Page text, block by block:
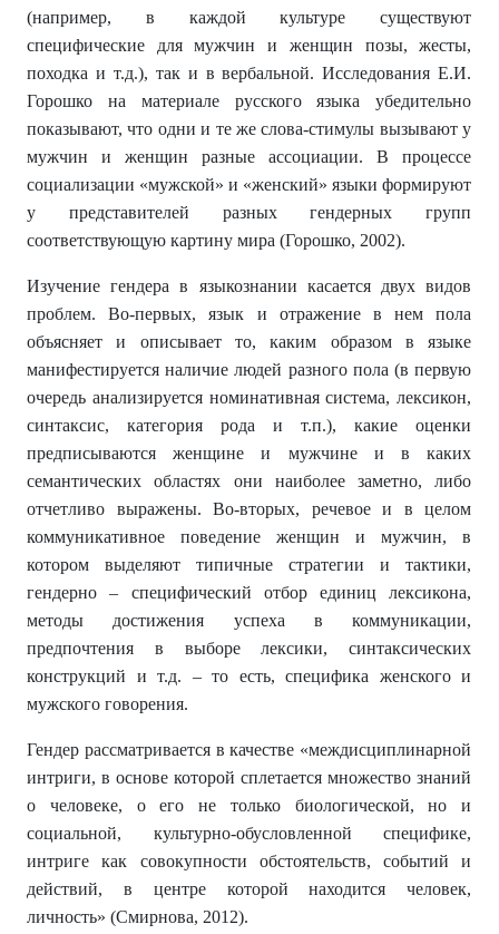
(например, в каждой культуре существуют
специфические для мужчин и женщин позы, жесты,
походка и т.д.), так и в вербальной. Исследования Е.И.
Горошко на материале русского языка убедительно
показывают, что одни и те же слова-стимулы вызывают у
мужчин и женщин разные ассоциации. В процессе
социализации «мужской» и «женский» языки формируют
у представителей разных гендерных групп
соответствующую картину мира (Горошко, 2002).
Изучение гендера в языкознании касается двух видов
проблем. Во-первых, язык и отражение в нем пола
объясняет и описывает то, каким образом в языке
манифестируется наличие людей разного пола (в первую
очередь анализируется номинативная система, лексикон,
синтаксис, категория рода и т.п.), какие оценки
предписываются женщине и мужчине и в каких
семантических областях они наиболее заметно, либо
отчетливо выражены. Во-вторых, речевое и в целом
коммуникативное поведение женщин и мужчин, в
котором выделяют типичные стратегии и тактики,
гендерно – специфический отбор единиц лексикона,
методы достижения успеха в коммуникации,
предпочтения в выборе лексики, синтаксических
конструкций и т.д. – то есть, специфика женского и
мужского говорения.
Гендер рассматривается в качестве «междисциплинарной
интриги, в основе которой сплетается множество знаний
о человеке, о его не только биологической, но и
социальной, культурно-обусловленной специфике,
интриге как совокупности обстоятельств, событий и
действий, в центре которой находится человек,
личность» (Смирнова, 2012).